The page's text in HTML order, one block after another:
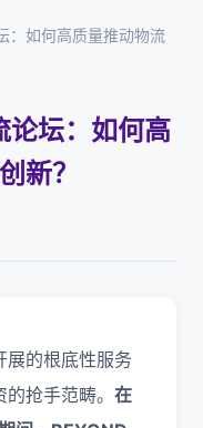
：如何高质量推动物流
论坛：如何高
新？
展的根底性服务
抢手范畴。 在